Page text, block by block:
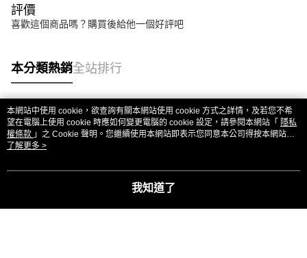
評價
喜歡這個商品嗎？購買後給他一個好評吧
本分類熱銷全站排行
熱門標籤
本網站中使用 cookie，欲查詢有關本網站使用 cookie 方式之詳情，及若您不希
望在電腦上使用 cookie 時應如何變更電腦的 cookie 設定，請參閱本網站「 隱私
權條款 」之 Cookie 聲明。您繼續使用本網站即表示您同意本公司得按本網站使
用條款之 Cookie 聲明使用 cookie。
了解更多 >
我知道了